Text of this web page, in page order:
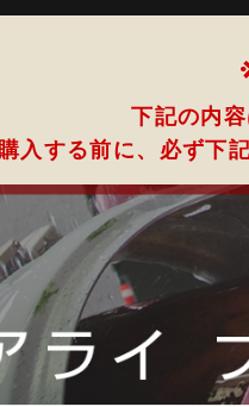
下記の内
入する前に、必ず下